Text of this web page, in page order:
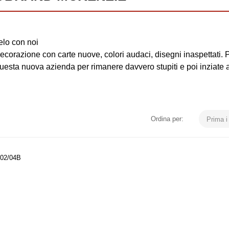
con noi
con carte nuove, colori audaci, disegni inaspettati.
nuova azienda per rimanere davvero stupiti e poi inziate
Ordina per: Prima